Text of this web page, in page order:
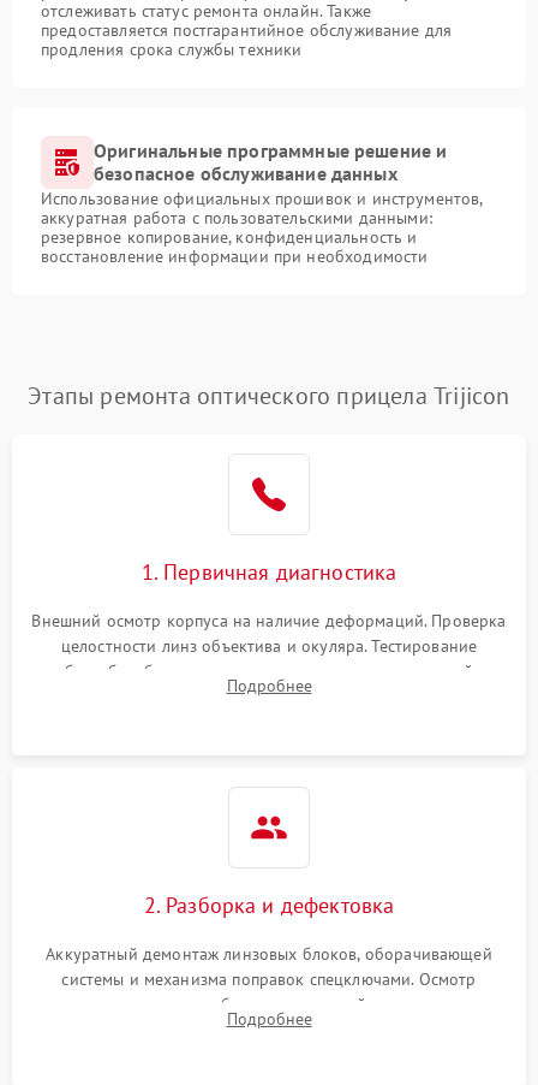
отслеживать статус ремонта онлайн. Также
предоставляется постгарантийное обслуживание для
продления срока службы техники
Оригинальные программные решение и
безопасное обслуживание данных
Использование официальных прошивок и инструментов,
аккуратная работа с пользовательскими данными:
резервное копирование, конфиденциальность и
восстановление информации при необходимости
Этапы ремонта оптического прицела Trijicon
1. Первичная диагностика
Внешний осмотр корпуса на наличие деформаций. Проверка
целостности линз объектива и окуляра. Тестирование
работы барабанчиков ввода поправок, кольца отстройки
параллакса и зума. Выявление сколов, внутренних
Подробнее
2. Разборка и дефектовка
Аккуратный демонтаж линзовых блоков, оборачивающей
системы и механизма поправок спецключами. Осмотр
внутренних резьбовых соединений, пружин и
уплотнительных колец. Поиск причин люфта, смещения
Подробнее